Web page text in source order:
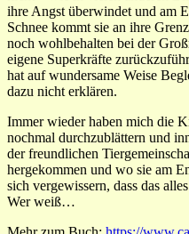
ihre Angst überwindet und am
Schnee kommt sie an ihre
noch wohlbehalten bei der
eigene Superkräfte
hat auf wundersame Weise
dazu nicht erklären.
Immer wieder haben mich die
nochmal durchzublättern und
der freundlichen
hergekommen und wo sie am
sich vergewissern, dass das
Wer weiß…